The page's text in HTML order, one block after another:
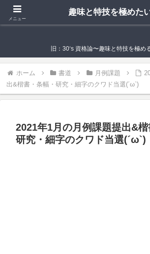
趣味と特技を極めたい
旧：30‘s 資格論〜趣味と特技を極め
ホーム 書道 月例課題
出&楷書・条幅・研究・細字のクワド当選(´ω`)
2021年1月の月例課題提出&楷
研究・細字のクワド当選(´ω`)
メニュー
趣味と特技を極めた